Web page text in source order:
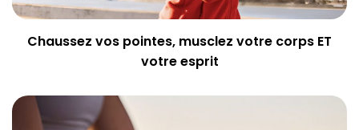
Chaussez vos pointes, musclez votre corps ET
votre esprit